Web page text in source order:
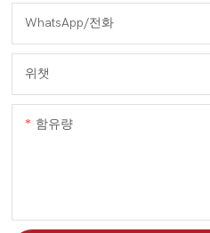
WhatsApp/전화
위챗
함유량